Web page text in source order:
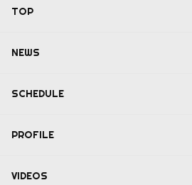
TOP
NEWS
SCHEDULE
PROFILE
VIDEOS